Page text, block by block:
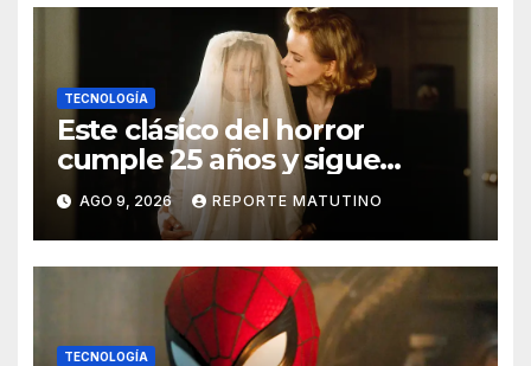
TECNOLOGÍA
Este clásico del horror
cumple 25 años y sigue
siendo estupendo (y lo
puedes ver en Netflix)
AGO 9, 2026 REPORTE MATUTINO
TECNOLOGÍA